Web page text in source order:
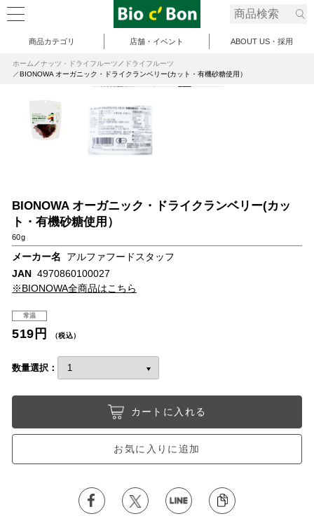
商品カテゴリ 店舗・イベント ABOUT US・採用
ホーム ナッツ・ドライフルーツ
ドライフルーツ
BIONOWA オーガニック・ドライクランベリー(カット・有機砂糖使用）
BIONOWA オーガニック・ドライクランベリー(カッ
ト・有機砂糖使用）
60g
メーカー名
アルファフードスタッフ
JAN 4970860100027
※BIONOWA全商品はこちら
常温
519円 （税込）
数量選択：
カートに入れる
お気に入りに追加